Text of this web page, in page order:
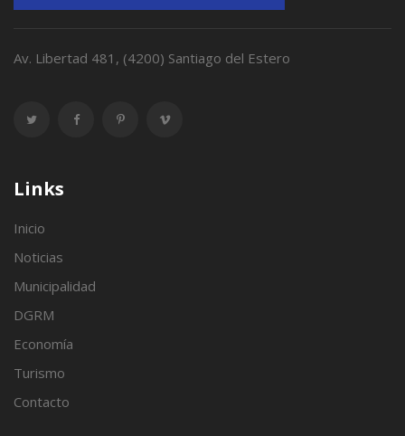
Av. Libertad 481, (4200) Santiago del Estero
Links
Inicio
Noticias
Municipalidad
DGRM
Economía
Turismo
Contacto